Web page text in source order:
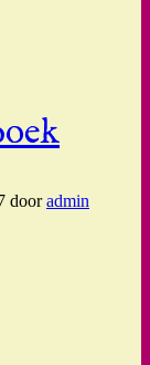
dooradmin